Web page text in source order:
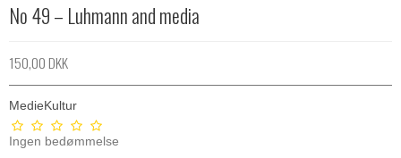
No 49 – Luhmann and media
150,00 DKK
MedieKultur
Ingen bedømmelse